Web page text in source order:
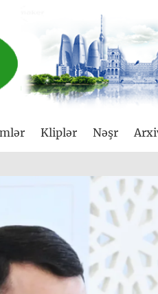
Kliplər Nəşr